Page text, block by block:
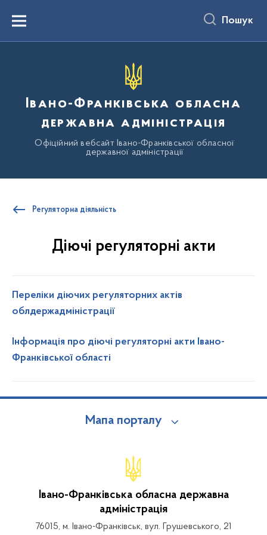
вмістуMenu Пошук
Івано-Франківська обласна
державна адміністрація
Офіційний вебсайт Івано-Франківської обласної
державної адміністрації
Регуляторна діяльність
Діючі регуляторні акти
Переліки діючих регуляторних актів
облдержадміністрації
Інформація про діючі регуляторні акти Івано-
Франківської області
Мапа порталу
Івано-Франківська обласна державна
адміністрація
76015, м. Івано-Франківськ, вул. Грушевського, 21